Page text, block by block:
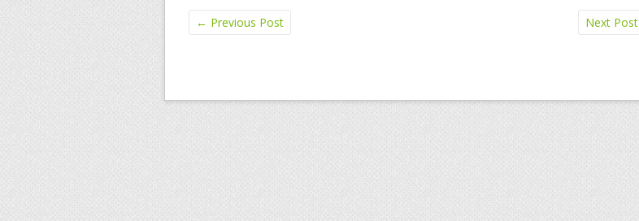
← Previous Post Next Post